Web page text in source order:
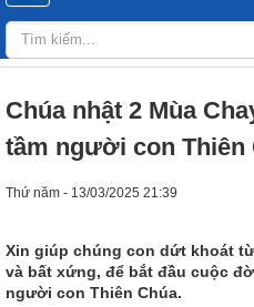
Chúa nhật 2 Mùa
tầm người con Thiên
Thứ năm - 13/03/2025 21:39
Xin giúp chúng con dứt khoát
và bất xứng, để bắt đầu cuộc
người con Thiên Chúa.